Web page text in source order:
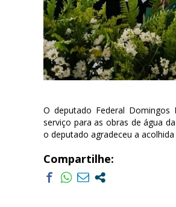
O deputado Federal
serviço para as obras de água
o deputado agradeceu a
Compartilhe: